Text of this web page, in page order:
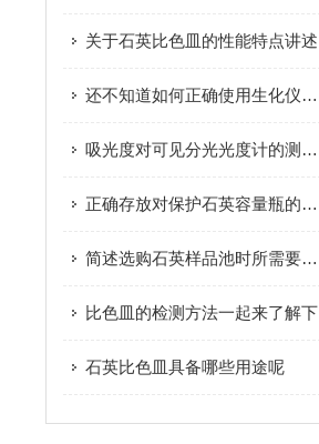
关于石英比色皿的性能特点讲述
还不知道如何正确使用生化仪比色杯？进来看
吸光度对可见分光光度计的测量十分重要
正确存放对保护石英容量瓶的完整性至关重要
简述选购石英样品池时所需要考虑的关键因素
比色皿的检测方法一起来了解下
石英比色皿具备哪些用途呢